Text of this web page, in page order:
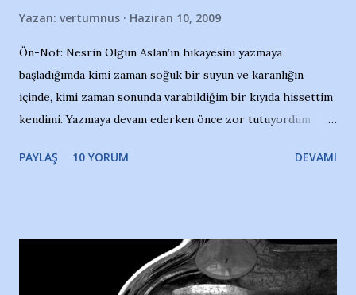
Yazan: vertumnus Haziran 10, 2009
Ön-Not: Nesrin Olgun Aslan’ın hikayesini yazmaya
başladığımda kimi zaman soğuk bir suyun ve karanlığın
içinde, kimi zaman sonunda varabildiğim bir kıyıda hissettim
kendimi. Yazmaya devam ederken önce zor tutuyordum
Yazımı, ağlayarak bitirebildim ancak…Kendisinin web
Nesrin’in Hikayesi’ne başlıyorum… 1964 Adana Yüzme
havuzunun kenarında 7 yaşında kara kuru bir kız çocuğu
PAYLAŞ 10 YORUM DEVAMI